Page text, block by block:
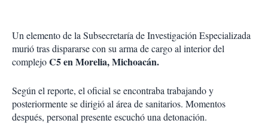
Un elemento de la Subsecretaría de Investigación Especializada
murió tras dispararse con su arma de cargo al interior del
complejoC5 en Morelia, Michoacán.
Según el reporte, el oficial se encontraba trabajando y
posteriormente se dirigió al área de sanitarios. Momentos
después, personal presente escuchó una detonación.